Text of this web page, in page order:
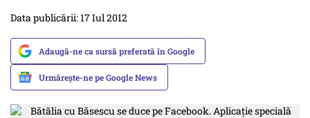
Data publicării: 17 Iul 2012
Adaugă-ne ca sursă preferată în Google
Urmărește-ne pe Google News